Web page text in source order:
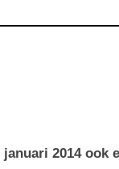
2014 ook